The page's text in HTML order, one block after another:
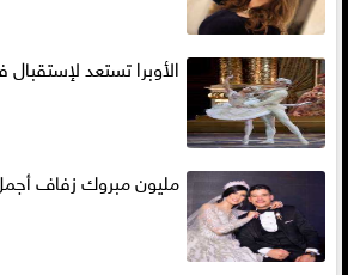
الأوبرا تستعد
مليون مبروك زفاف